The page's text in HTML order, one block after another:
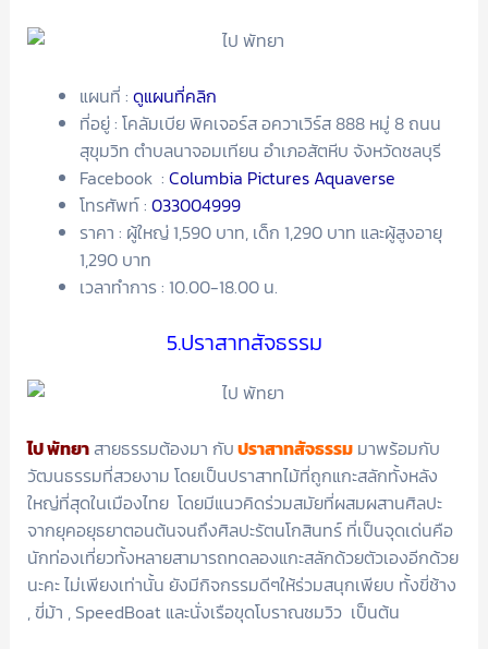
แผนที่ : ดูแผนที่คลิก
ที่อยู่ : โคลัมเบีย พิคเจอร์ส อควาเวิร์ส 888 หมู่ 8 ถนน
สุขุมวิท ตำบลนาจอมเทียน อำเภอสัตหีบ จังหวัดชลบุรี
Facebook : Columbia Pictures Aquaverse
โทรศัพท์ : 033004999
ราคา : ผู้ใหญ่ 1,590 บาท, เด็ก 1,290 บาท และผู้สูงอายุ
1,290 บาท
เวลาทำการ : 10.00-18.00 น.
5.ปราสาทสัจธรรม
ไป พัทยาสายธรรมต้องมา กับปราสาทสัจธรรมมาพร้อมกับ
วัฒนธรรมที่สวยงาม โดยเป็นปราสาทไม้ที่ถูกแกะสลักทั้งหลัง
ใหญ่ที่สุดในเมืองไทย โดยมีแนวคิดร่วมสมัยที่ผสมผสานศิลปะ
จากยุคอยุธยาตอนต้นจนถึงศิลปะรัตนโกสินทร์ ที่เป็นจุดเด่นคือ
นักท่องเที่ยวทั้งหลายสามารถทดลองแกะสลักด้วยตัวเองอีกด้วย
นะคะ ไม่เพียงเท่านั้น ยังมีกิจกรรมดีๆให้ร่วมสนุกเพียบ ทั้งขี่ช้าง
, ขี่ม้า , SpeedBoat และนั่งเรือขุดโบราณชมวิว เป็นต้น